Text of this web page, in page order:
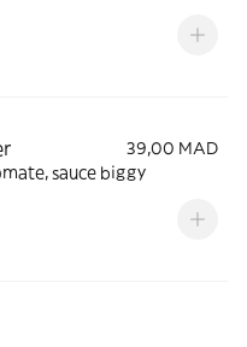
39,00 MAD
sauce biggy